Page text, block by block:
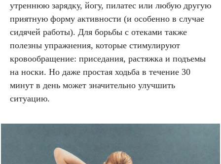
утреннюю зарядку, йогу, пилатес или любую другую
приятную форму активности (и особенно в случае
сидячей работы). Для борьбы с отеками также
полезны упражнения, которые стимулируют
кровообращение: приседания, растяжка и подъемы
на носки. Но даже простая ходьба в течение 30
минут в день может значительно улучшить
ситуацию.